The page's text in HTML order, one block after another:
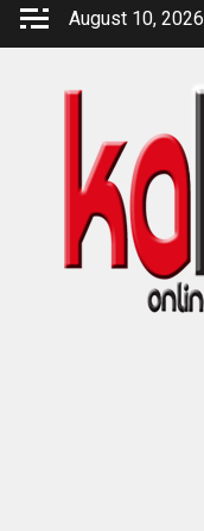
Skip
August 10, 2026